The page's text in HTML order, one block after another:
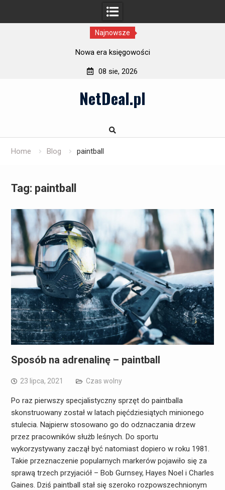
Najnowsze
Nowa era księgowości
08 sie, 2026
NetDeal.pl
Home Blog paintball
Tag: paintball
Sposób na adrenalinę – paintball
23 lipca, 2021 Czas wolny
Po raz pierwszy specjalistyczny sprzęt do paintballa
skonstruowany został w latach pięćdziesiątych minionego
stulecia. Najpierw stosowano go do odznaczania drzew
przez pracowników służb leśnych. Do sportu
wykorzystywany zaczął być natomiast dopiero w roku 1981.
Takie przeznaczenie popularnych markerów pojawiło się za
sprawą trzech przyjaciół – Bob Gurnsey, Hayes Noel i Charles
Gaines. Dziś paintball stał się szeroko rozpowszechnionym